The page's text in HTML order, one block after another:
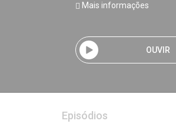
Mais informações
OUVIR
Episódios